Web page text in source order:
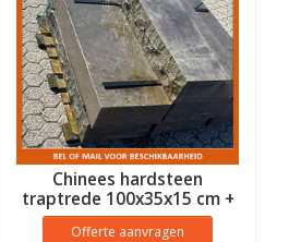
Chinees hardsteen
traptrede 100x35x15 cm +
1 zijde breukruw
Offerte aanvragen